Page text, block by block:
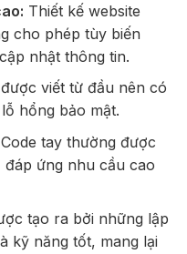
Thiết kế website
cho phép tùy biến
nhật thông tin.
viết từ đầu nên có
hổng bảo mật.
Code tay thường được
ứng nhu cầu cao
tạo ra bởi những lập
kỹ năng tốt, mang lại